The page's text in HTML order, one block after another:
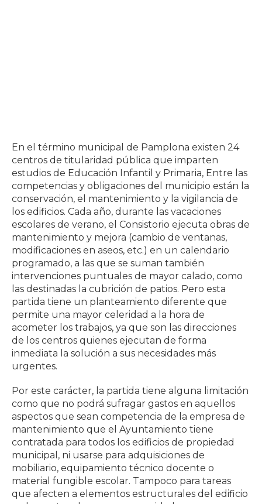
En el término municipal de Pamplona existen 24
centros de titularidad pública que imparten
estudios de Educación Infantil y Primaria, Entre las
competencias y obligaciones del municipio están la
conservación, el mantenimiento y la vigilancia de
los edificios. Cada año, durante las vacaciones
escolares de verano, el Consistorio ejecuta obras de
mantenimiento y mejora (cambio de ventanas,
modificaciones en aseos, etc.) en un calendario
programado, a las que se suman también
intervenciones puntuales de mayor calado, como
las destinadas la cubrición de patios. Pero esta
partida tiene un planteamiento diferente que
permite una mayor celeridad a la hora de
acometer los trabajos, ya que son las direcciones
de los centros quienes ejecutan de forma
inmediata la solución a sus necesidades más
urgentes.
Por este carácter, la partida tiene alguna limitación
como que no podrá sufragar gastos en aquellos
aspectos que sean competencia de la empresa de
mantenimiento que el Ayuntamiento tiene
contratada para todos los edificios de propiedad
municipal, ni usarse para adquisiciones de
mobiliario, equipamiento técnico docente o
material fungible escolar. Tampoco para tareas
que afecten a elementos estructurales del edificio